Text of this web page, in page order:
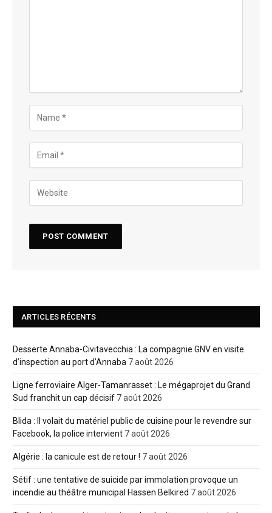
ARTICLES RÉCENTS
Desserte Annaba-Civitavecchia : La compagnie GNV en visite
d’inspection au port d’Annaba 7 août 2026
Ligne ferroviaire Alger-Tamanrasset : Le mégaprojet du Grand
Sud franchit un cap décisif 7 août 2026
Blida : Il volait du matériel public de cuisine pour le revendre sur
Facebook, la police intervient 7 août 2026
Algérie : la canicule est de retour ! 7 août 2026
Sétif : une tentative de suicide par immolation provoque un
incendie au théâtre municipal Hassen Belkired 7 août 2026